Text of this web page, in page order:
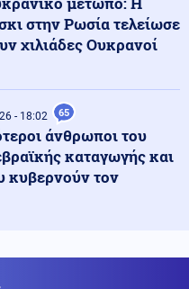
οπλοστάσιο για το Ιράν -
προδοτικές αναφορές»
για την
σας
στην Ρωσία τελείωσε
χιλιάδες Ουκρανοί
- 18:02 65
άνθρωποι του
καταγωγής και
κυβερνούν τον